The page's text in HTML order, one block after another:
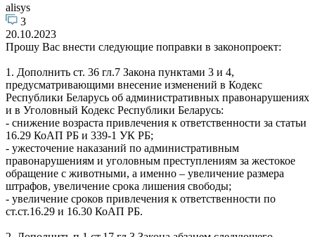
alisys
3
20.10.2023
Прошу Вас внести следующие поправки в законопроект:
1. Дополнить ст. 36 гл.7 Закона пунктами 3 и 4,
предусматривающими внесение изменений в Кодекс
Республики Беларусь об административных правонарушениях
и в Уголовный Кодекс Республики Беларусь:
- снижение возраста привлечения к ответственности за статьи
16.29 КоАП РБ и 339-1 УК РБ;
- ужесточение наказаний по административным
правонарушениям и уголовным преступлениям за жестокое
обращение с животными, а именно – увеличение размера
штрафов, увеличение срока лишения свободы;
- увеличение сроков привлечения к ответственности по
ст.ст.16.29 и 16.30 КоАП РБ.